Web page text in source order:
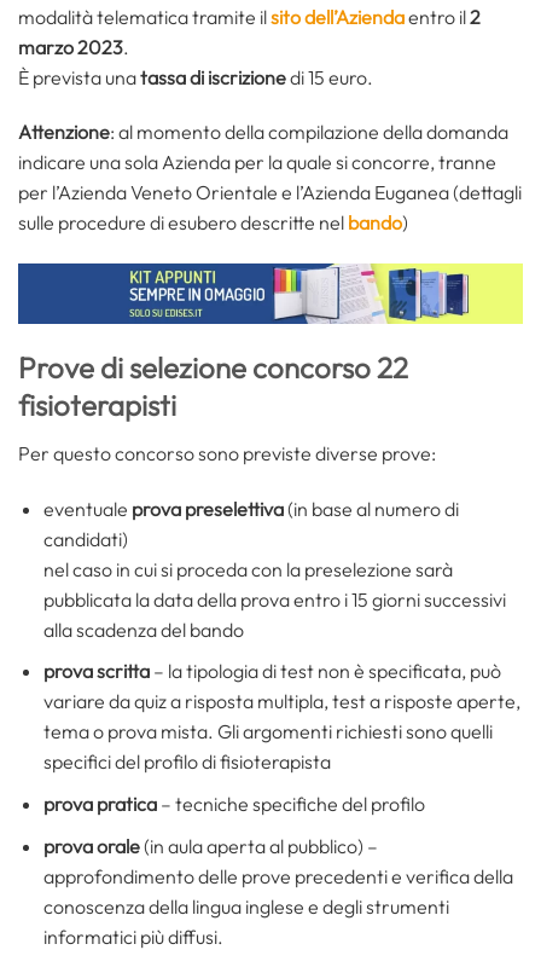
modalità telematica tramite ilsito dell’Aziendaentro il2
marzo 2023.
È prevista unatassa di iscrizionedi 15 euro.
Attenzione: al momento della compilazione della domanda
indicare una sola Azienda per la quale si concorre, tranne
per l’Azienda Veneto Orientale e l’Azienda Euganea (dettagli
sulle procedure di esubero descritte nel bando)
Prove di selezione concorso 22
fisioterapisti
Per questo concorso sono previste diverse prove:
eventuale prova preselettiva(in base al numero di
candidati)
nel caso in cui si proceda con la preselezione sarà
pubblicata la data della prova entro i 15 giorni successivi
alla scadenza del bando
prova scritta– la tipologia di test non è specificata, può
variare da quiz a risposta multipla, test a risposte aperte,
tema o prova mista. Gli argomenti richiesti sono quelli
specifici del profilo di fisioterapista
prova pratica– tecniche specifiche del profilo
prova orale(in aula aperta al pubblico) –
approfondimento delle prove precedenti e verifica della
conoscenza della lingua inglese e degli strumenti
informatici più diffusi.